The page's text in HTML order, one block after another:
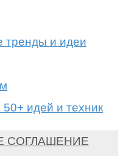
тренды и идеи
50+ идей и техник
СОГЛАШЕНИЕ